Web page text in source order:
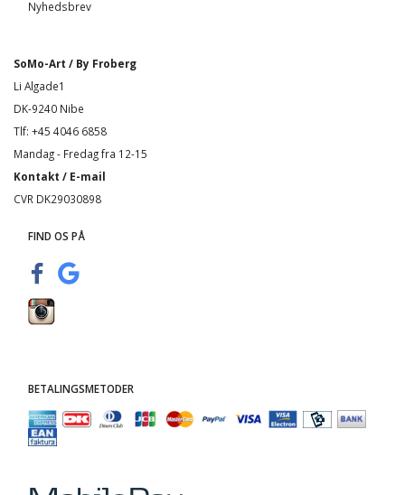
Nyhedsbrev
SoMo-Art / By Froberg
Li Algade1
DK-9240 Nibe
Tlf: +45 4046 6858
Mandag - Fredag fra 12-15
Kontakt / E-mail
CVR DK29030898
FIND OS PÅ
BETALINGSMETODER